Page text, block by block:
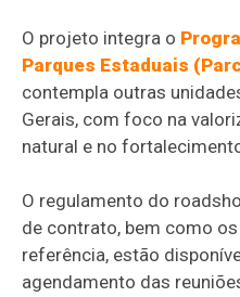
O projeto integra o
Parques Estaduais
contempla outras
Gerais, com foco na
natural e no
O regulamento do
de contrato, bem como
referência, estão
agendamento das